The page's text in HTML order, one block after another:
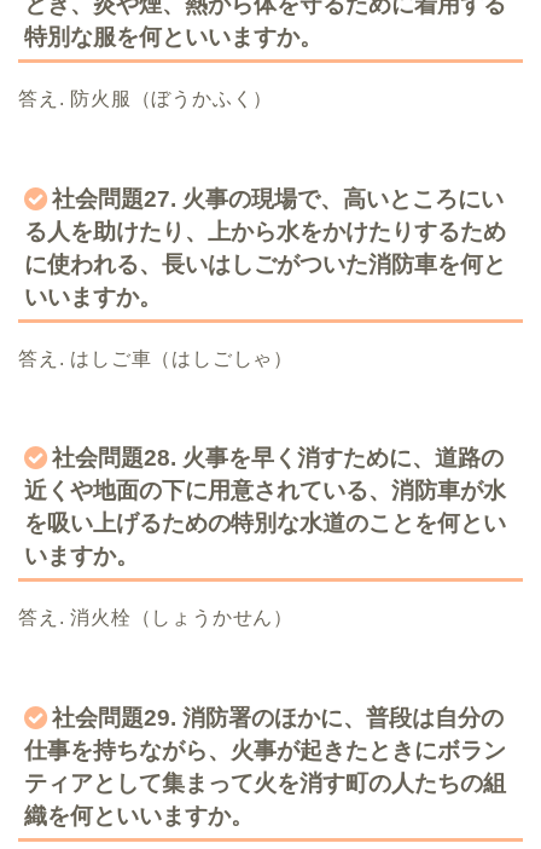
特別な服を何といいますか。
答え. 防火服（ぼうかふく）
社会問題27. 火事の現場で、高いところにい
る人を助けたり、上から水をかけたりするため
に使われる、長いはしごがついた消防車を何と
いいますか。
答え. はしご車（はしごしゃ）
社会問題28. 火事を早く消すために、道路の
近くや地面の下に用意されている、消防車が水
を吸い上げるための特別な水道のことを何とい
いますか。
答え. 消火栓（しょうかせん）
社会問題29. 消防署のほかに、普段は自分の
仕事を持ちながら、火事が起きたときにボラン
ティアとして集まって火を消す町の人たちの組
織を何といいますか。